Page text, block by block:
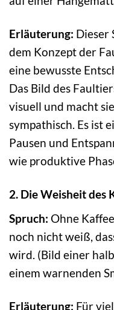
Erläuterung: Dieser
dem Konzept der
eine bewusste
Das Bild des
visuell und macht
sympathisch. Es ist
Pausen und
wie produktive
2. Die Weisheit des
Spruch: Ohne
noch nicht weiß,
wird. (Bild einer
einem warnenden
Erläuterung: Für